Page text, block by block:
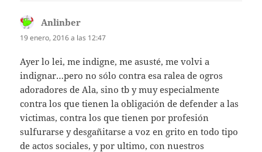
Anlinber
19 enero, 2016 a las 12:47
Ayer lo lei, me indigne, me asusté, me volvi a
indignar…pero no sólo contra esa ralea de ogros
adoradores de Ala, sino tb y muy especialmente
contra los que tienen la obligación de defender a las
victimas, contra los que tienen por profesión
sulfurarse y desgañitarse a voz en grito en todo tipo
de actos sociales, y por ultimo, con nuestros